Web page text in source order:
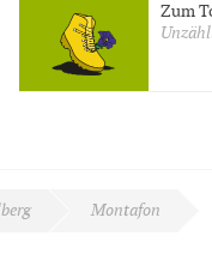
Zum
Montafon